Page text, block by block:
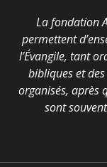
La fondation
permettent
l’Évangile, tant
bibliques et
organisés, après
sont